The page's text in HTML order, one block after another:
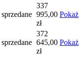
sprzedane
337
995,00
zł
Pokaż
sprzedane
372
645,00
zł
Pokaż